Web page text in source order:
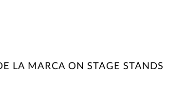
LA MARCA ON STAGE STANDS